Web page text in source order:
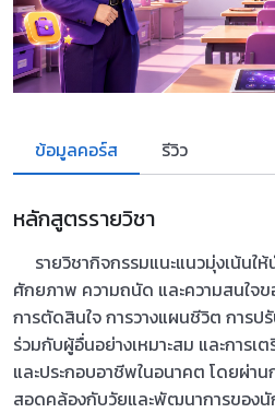
ข้อมูลคอร์ส รีวิว
หลักสูตรรายวิชา
รายวิชากิจกรรมแนะแนวมุ่งเน้นให้
ศักยภาพ ความถนัด และความสนใจ
การตัดสินใจ การวางแผนชีวิต การป
ร่วมกับผู้อื่นอย่างเหมาะสม และการ
และประกอบอาชีพในอนาคต โดยผ่าน
สอดคล้องกับวัยและพัฒนาการของนั